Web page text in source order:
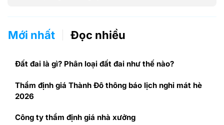
Mới nhất Đọc nhiều
Đất đai là gì? Phân loại đất đai như thế nào?
Thẩm định giá Thành Đô thông báo lịch nghỉ mát hè
2026
Công ty thẩm định giá nhà xưởng